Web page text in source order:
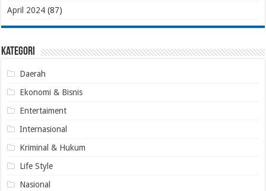
April 2024 (87)
Kategori
Daerah
Ekonomi & Bisnis
Entertaiment
Internasional
Kriminal & Hukum
Life Style
Nasional